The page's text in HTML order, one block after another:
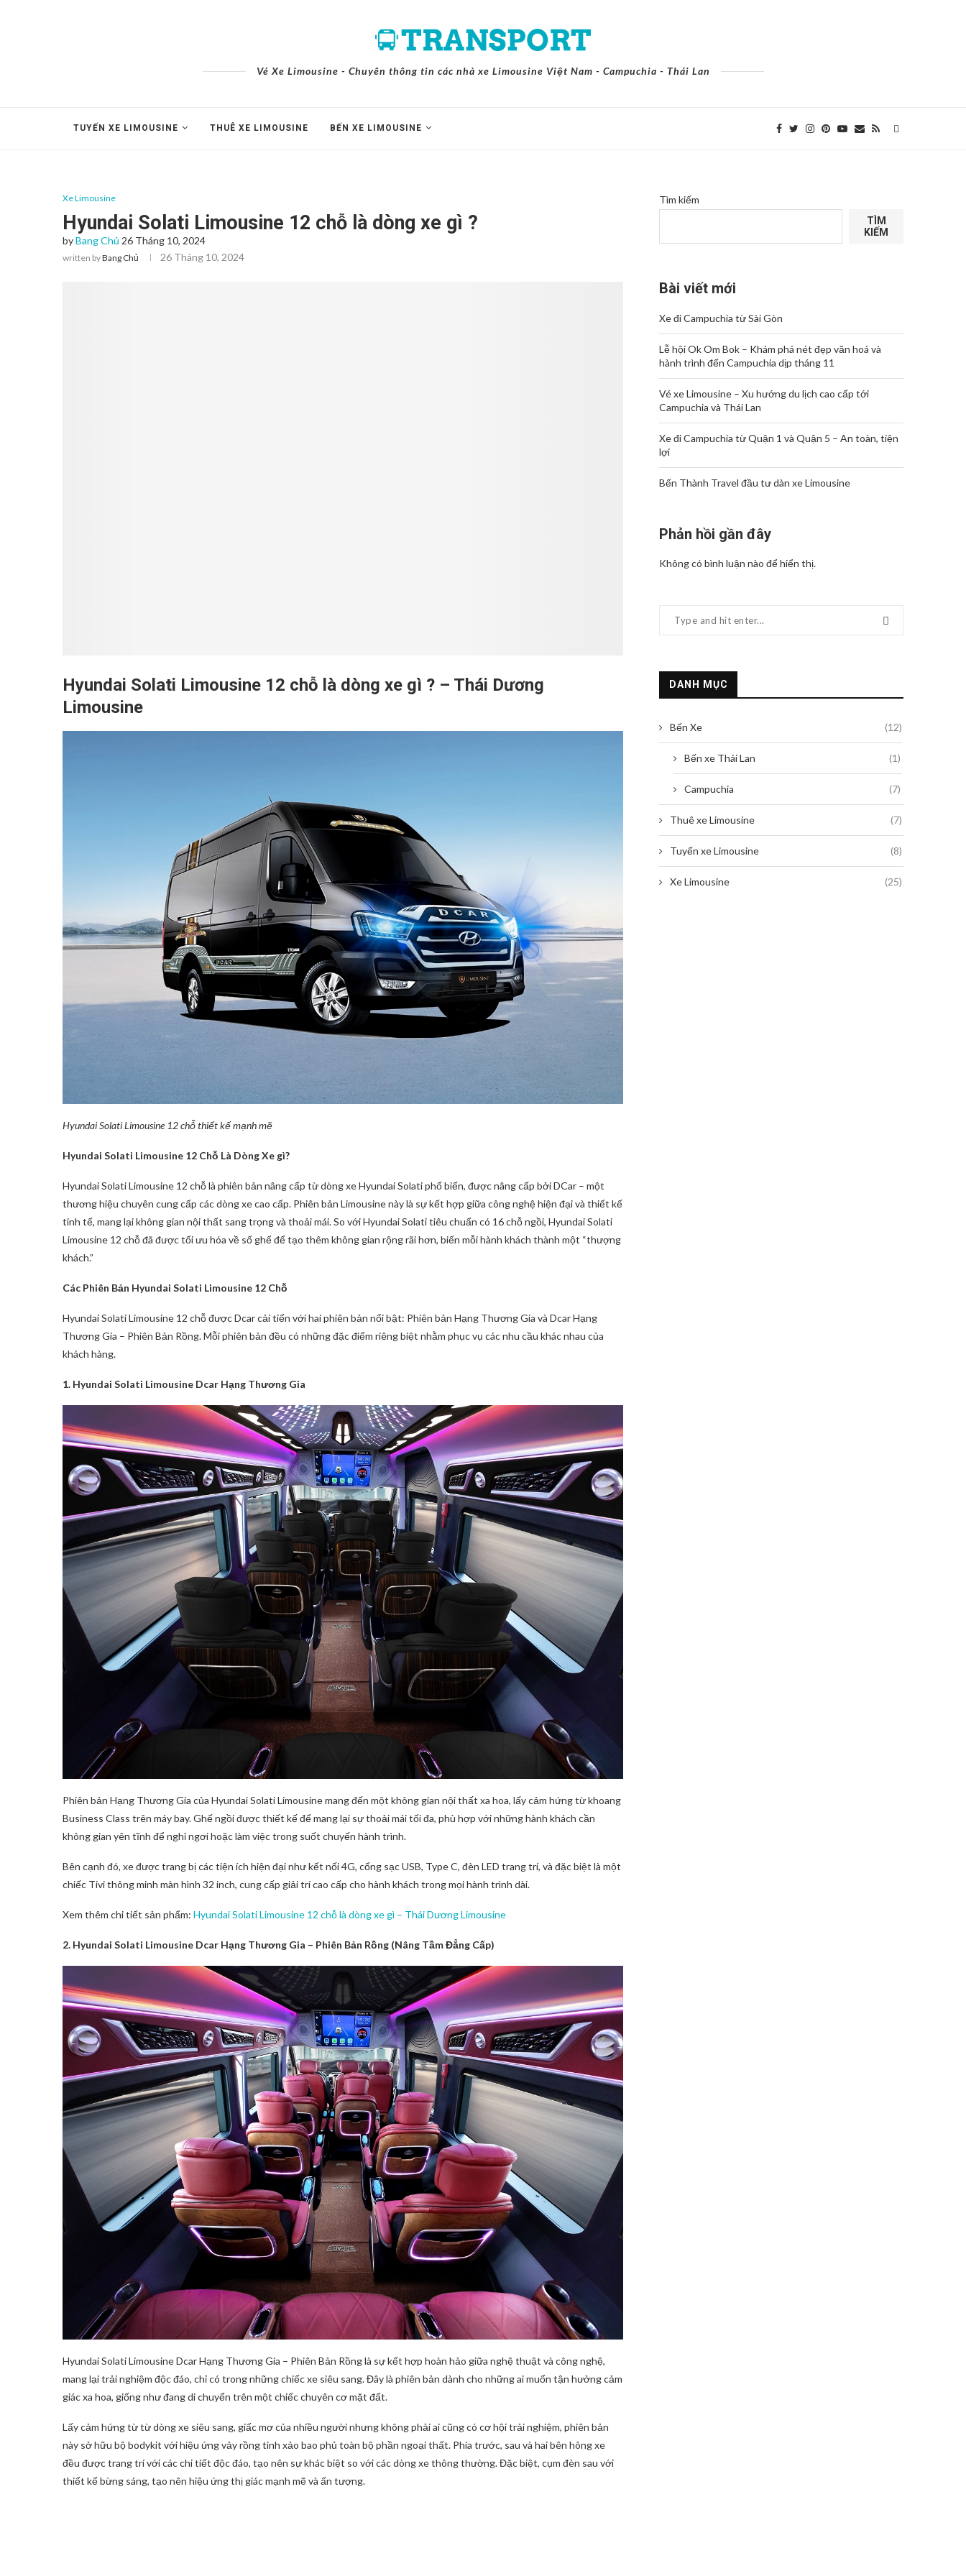
Vé Xe Limousine - Chuyên thông tin các nhà xe Limousine Việt Nam - Campuchia - Thái Lan
TUYẾN XE LIMOUSINE THUÊ XE LIMOUSINE BẾN XE LIMOUSINE
Xe Limousine
Hyundai Solati Limousine 12 chỗ là dòng xe gì ?
byBang Chủ 26 Tháng 10, 2024
written byBang Chủ 26 Tháng 10, 2024
Hyundai Solati Limousine 12 chỗ là dòng xe gì ? – Thái Dương
Limousine
Hyundai Solati Limousine 12 chỗ thiết kế mạnh mẽ
Hyundai Solati Limousine 12 Chỗ Là Dòng Xe gì?
Hyundai Solati Limousine 12 chỗ là phiên bản nâng cấp từ dòng xe Hyundai Solati phổ biến, được nâng cấp bởi DCar – một
thương hiệu chuyên cung cấp các dòng xe cao cấp. Phiên bản Limousine này là sự kết hợp giữa công nghệ hiện đại và thiết kế
tinh tế, mang lại không gian nội thất sang trọng và thoải mái. So với Hyundai Solati tiêu chuẩn có 16 chỗ ngồi, Hyundai Solati
Limousine 12 chỗ đã được tối ưu hóa về số ghế để tạo thêm không gian rộng rãi hơn, biến mỗi hành khách thành một “thượng
khách.”
Các Phiên Bản Hyundai Solati Limousine 12 Chỗ
Hyundai Solati Limousine 12 chỗ được Dcar cải tiến với hai phiên bản nổi bật: Phiên bản Hạng Thương Gia và Dcar Hạng
Thương Gia – Phiên Bản Rồng. Mỗi phiên bản đều có những đặc điểm riêng biệt nhằm phục vụ các nhu cầu khác nhau của
khách hàng.
1. Hyundai Solati Limousine Dcar Hạng Thương Gia
Phiên bản Hạng Thương Gia của Hyundai Solati Limousine mang đến một không gian nội thất xa hoa, lấy cảm hứng từ khoang
Business Class trên máy bay. Ghế ngồi được thiết kế để mang lại sự thoải mái tối đa, phù hợp với những hành khách cần
không gian yên tĩnh để nghỉ ngơi hoặc làm việc trong suốt chuyến hành trình.
Bên cạnh đó, xe được trang bị các tiện ích hiện đại như kết nối 4G, cổng sạc USB, Type C, đèn LED trang trí, và đặc biệt là một
chiếc Tivi thông minh màn hình 32 inch, cung cấp giải trí cao cấp cho hành khách trong mọi hành trình dài.
Xem thêm chi tiết sản phẩm: Hyundai Solati Limousine 12 chỗ là dòng xe gì – Thái Dương Limousine
2. Hyundai Solati Limousine Dcar Hạng Thương Gia – Phiên Bản Rồng (Nâng Tầm Đẳng Cấp)
Hyundai Solati Limousine Dcar Hạng Thương Gia – Phiên Bản Rồng là sự kết hợp hoàn hảo giữa nghệ thuật và công nghệ,
mang lại trải nghiệm độc đáo, chỉ có trong những chiếc xe siêu sang. Đây là phiên bản dành cho những ai muốn tận hưởng cảm
giác xa hoa, giống như đang di chuyển trên một chiếc chuyên cơ mặt đất.
Lấy cảm hứng từ từ dòng xe siêu sang, giấc mơ của nhiều người nhưng không phải ai cũng có cơ hội trải nghiệm, phiên bản
này sở hữu bộ bodykit với hiệu ứng vảy rồng tinh xảo bao phủ toàn bộ phần ngoại thất. Phía trước, sau và hai bên hông xe
đều được trang trí với các chi tiết độc đáo, tạo nên sự khác biệt so với các dòng xe thông thường. Đặc biệt, cụm đèn sau với
thiết kế bừng sáng, tạo nên hiệu ứng thị giác mạnh mẽ và ấn tượng.
Tìm kiếm
TÌM
KIẾM
Bài viết mới
Xe đi Campuchia từ Sài Gòn
Lễ hội Ok Om Bok – Khám phá nét đẹp văn hoá và
hành trình đến Campuchia dịp tháng 11
Vé xe Limousine – Xu hướng du lịch cao cấp tới
Campuchia và Thái Lan
Xe đi Campuchia từ Quận 1 và Quận 5 – An toàn, tiện
lợi
Bến Thành Travel đầu tư dàn xe Limousine
Phản hồi gần đây
Không có bình luận nào để hiển thị.
DANH MỤC
Bến Xe (12)
Bến xe Thái Lan (1)
Campuchia (7)
Thuê xe Limousine (7)
Tuyến xe Limousine (8)
Xe Limousine (25)